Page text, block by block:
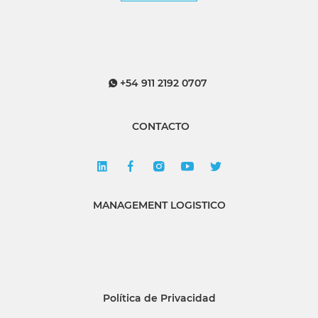
+54 911 2192 0707
CONTACTO
MANAGEMENT LOGISTICO
Política de Privacidad